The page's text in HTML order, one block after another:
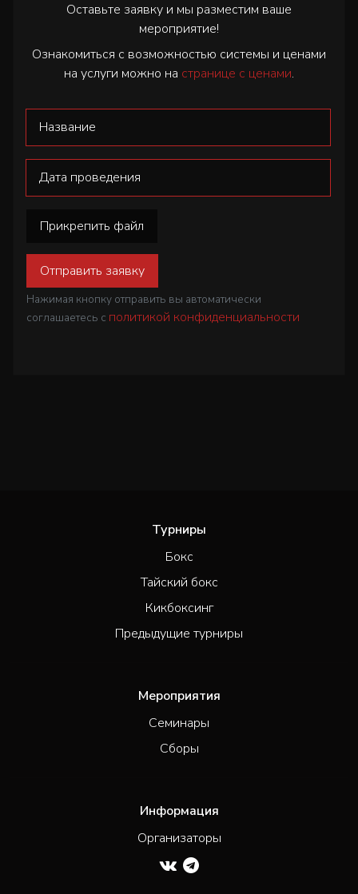
Оставьте заявку и мы разместим ваше
мероприятие!
Ознакомиться с возможностью системы и ценами
на услуги можно на странице с ценами.
Прикрепить файл
Отправить заявку
Нажимая кнопку отправить вы автоматически
соглашаетесь с политикой конфиденциальности
Турниры
Бокс
Тайский бокс
Кикбоксинг
Предыдущие турниры
Мероприятия
Семинары
Сборы
Информация
Организаторы